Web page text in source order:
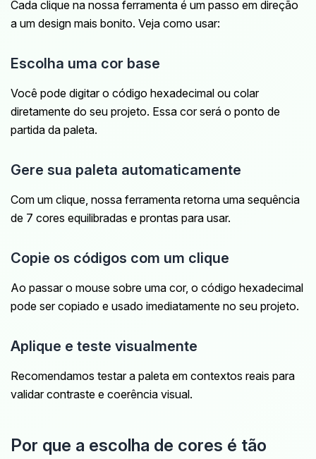
Cada clique na nossa ferramenta é um passo em direção
a um design mais bonito. Veja como usar:
Escolha uma cor base
Você pode digitar o código hexadecimal ou colar
diretamente do seu projeto. Essa cor será o ponto de
partida da paleta.
Gere sua paleta automaticamente
Com um clique, nossa ferramenta retorna uma sequência
de 7 cores equilibradas e prontas para usar.
Copie os códigos com um clique
Ao passar o mouse sobre uma cor, o código hexadecimal
pode ser copiado e usado imediatamente no seu projeto.
Aplique e teste visualmente
Recomendamos testar a paleta em contextos reais para
validar contraste e coerência visual.
Por que a escolha de cores é tão